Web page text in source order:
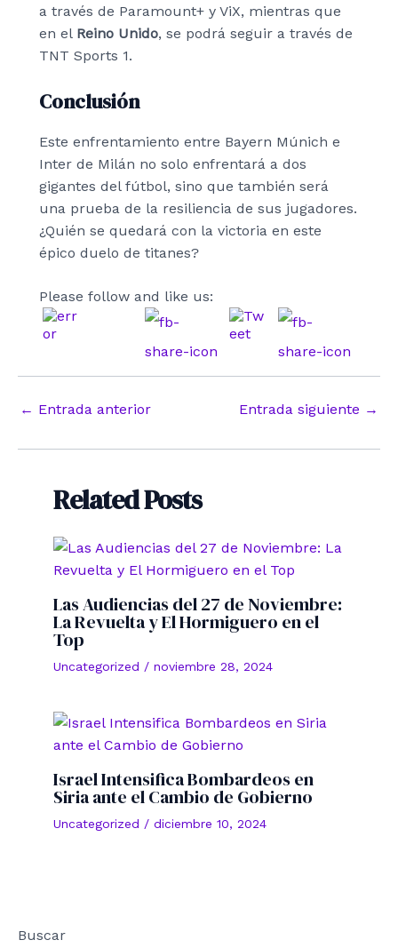
a través de Paramount+ y ViX, mientras que
en el Reino Unido, se podrá seguir a través de
TNT Sports 1.
Conclusión
Este enfrentamiento entre Bayern Múnich e
Inter de Milán no solo enfrentará a dos
gigantes del fútbol, sino que también será
una prueba de la resiliencia de sus jugadores.
¿Quién se quedará con la victoria en este
épico duelo de titanes?
Please follow and like us:
Navegación
entradas
← Entrada anterior Entrada siguiente →
Related Posts
Las Audiencias del 27 de Noviembre:
La Revuelta y El Hormiguero en el
Top
Uncategorized / noviembre 28, 2024
Israel Intensifica Bombardeos en
Siria ante el Cambio de Gobierno
Uncategorized / diciembre 10, 2024
Buscar